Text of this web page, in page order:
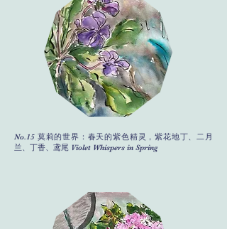
No.15 莫莉的世界：春天的紫色精灵，紫花地丁、二月
兰、丁香、鸢尾 Violet Whispers in Spring